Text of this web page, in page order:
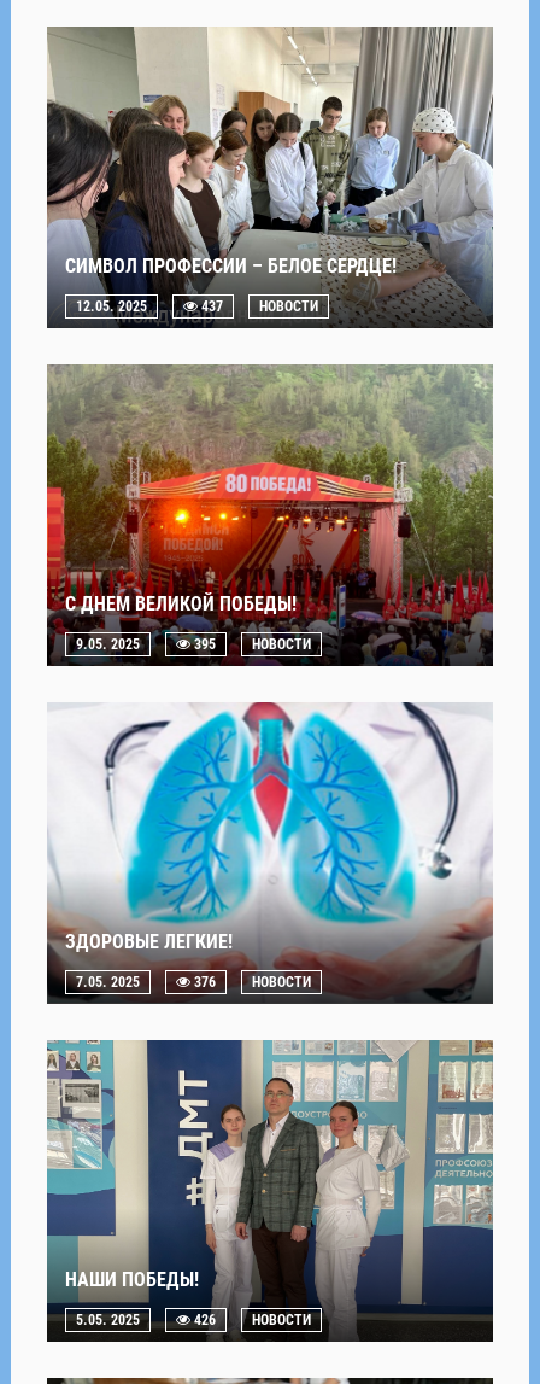
СИМВОЛ ПРОФЕССИИ – БЕЛОЕ СЕРДЦЕ!
12.05. 2025 437 НОВОСТИ
С ДНЕМ ВЕЛИКОЙ ПОБЕДЫ!
9.05. 2025 395 НОВОСТИ
ЗДОРОВЫЕ ЛЕГКИЕ!
7.05. 2025 376 НОВОСТИ
НАШИ ПОБЕДЫ!
5.05. 2025 426 НОВОСТИ